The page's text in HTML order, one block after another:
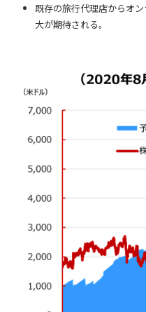
既存の旅行代理店からオ
大が期待される。